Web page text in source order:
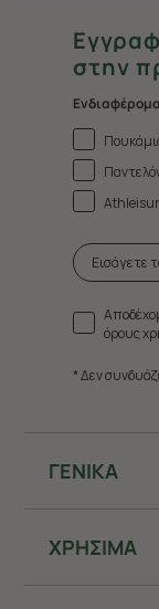
ΓΕΝΙΚΑ
ΧΡHΣΙΜΑ
στην
όρους
* Δεν